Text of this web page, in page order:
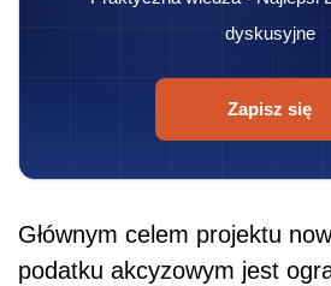
dyskusyjne
Zapisz się
Głównym celem projektu
podatku akcyzowym jest